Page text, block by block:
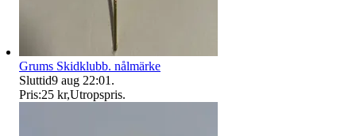
Grums Skidklubb. nålmärke
Sluttid9 aug 22:01 .
Pris:25 kr,Utropspris.